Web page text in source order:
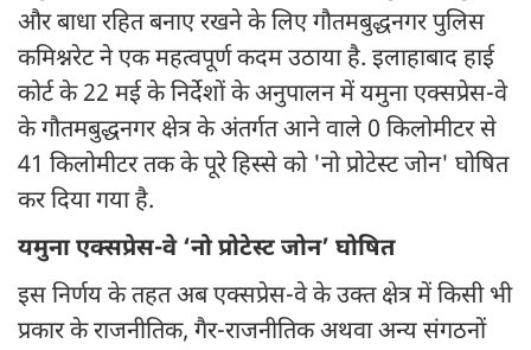
और बाधा रहित बनाए रखने के लिए गौतमबुद्धनगर पुलिस
कमिश्नरेट ने एक महत्वपूर्ण कदम उठाया है. इलाहाबाद हाई
कोर्ट के 22 मई के निर्देशों के अनुपालन में यमुना एक्सप्रेस-वे
के गौतमबुद्धनगर क्षेत्र के अंतर्गत आने वाले 0 किलोमीटर से
41 किलोमीटर तक के पूरे हिस्से को 'नो प्रोटेस्ट जोन' घोषित
कर दिया गया है.
यमुना एक्सप्रेस-वे ‘नो प्रोटेस्ट जोन’ घोषित
इस निर्णय के तहत अब एक्सप्रेस-वे के उक्त क्षेत्र में किसी भी
प्रकार के राजनीतिक, गैर-राजनीतिक अथवा अन्य संगठनों